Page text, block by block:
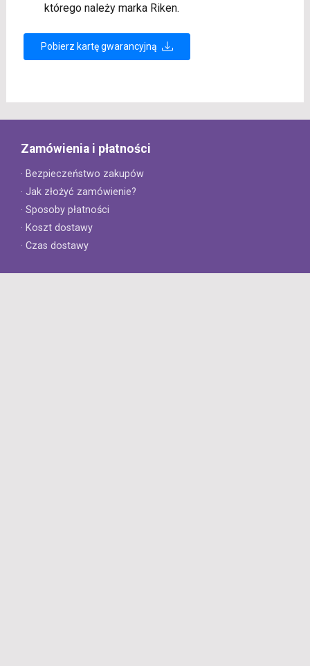
którego należy marka Riken.
Pobierz kartę gwarancyjną
Zamówienia i płatności
· Bezpieczeństwo zakupów
· Jak złożyć zamówienie?
· Sposoby płatności
· Koszt dostawy
· Czas dostawy